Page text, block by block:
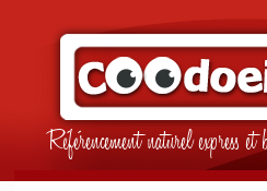
Référencement naturel express